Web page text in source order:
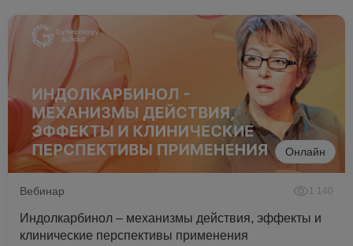
Онлайн
Вебинар 1 140
Индолкарбинол – механизмы действия, эффекты и
клинические перспективы применения